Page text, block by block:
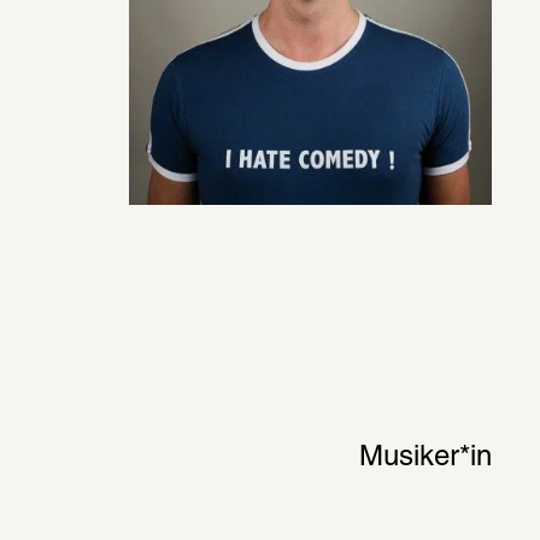
Musiker*in